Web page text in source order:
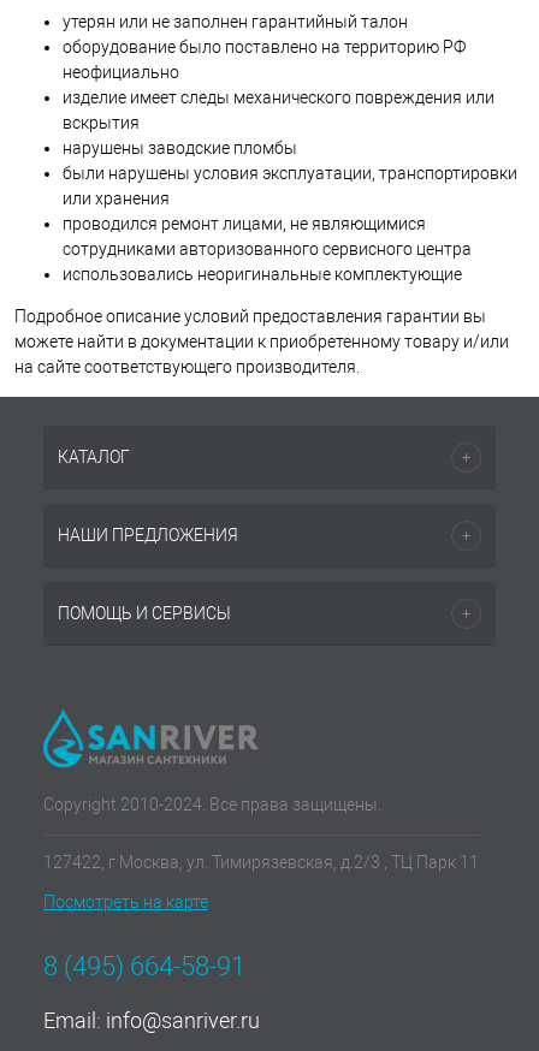
утерян или не заполнен гарантийный талон
оборудование было поставлено на территорию РФ
неофициально
изделие имеет следы механического повреждения или
вскрытия
нарушены заводские пломбы
были нарушены условия эксплуатации, транспортировки
или хранения
проводился ремонт лицами, не являющимися
сотрудниками авторизованного сервисного центра
использовались неоригинальные комплектующие
Подробное описание условий предоставления гарантии вы
можете найти в документации к приобретенному товару и/или
на сайте соответствующего производителя.
КАТАЛОГ
НАШИ ПРЕДЛОЖЕНИЯ
ПОМОЩЬ И СЕРВИСЫ
Copyright 2010-2024. Все права защищены.
127422, г Москва, ул. Тимирязевская, д.2/3 , ТЦ Парк 11
Посмотреть на карте
8 (495) 664-58-91
Email: info@sanriver.ru